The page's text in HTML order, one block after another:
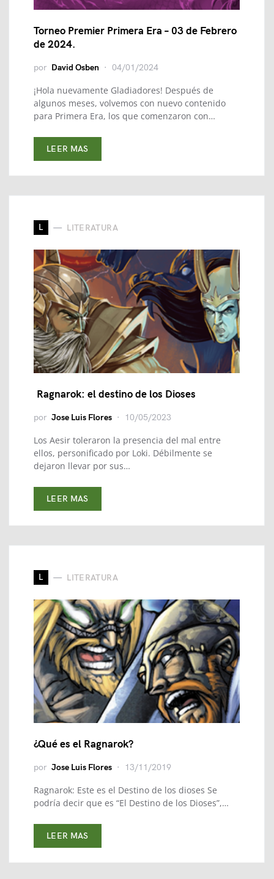
Torneo Premier Primera Era – 03 de Febrero
de 2024.
por David Osben 04/01/2024
¡Hola nuevamente Gladiadores! Después de
algunos meses, volvemos con nuevo contenido
para Primera Era, los que comenzaron con…
LEER MAS
L LITERATURA
Ragnarok: el destino de los Dioses
por Jose Luis Flores 10/05/2023
Los Aesir toleraron la presencia del mal entre
ellos, personificado por Loki. Débilmente se
dejaron llevar por sus…
LEER MAS
L LITERATURA
¿Qué es el Ragnarok?
por Jose Luis Flores 13/11/2019
Ragnarok: Este es el Destino de los dioses Se
podría decir que es “El Destino de los Dioses”,…
LEER MAS